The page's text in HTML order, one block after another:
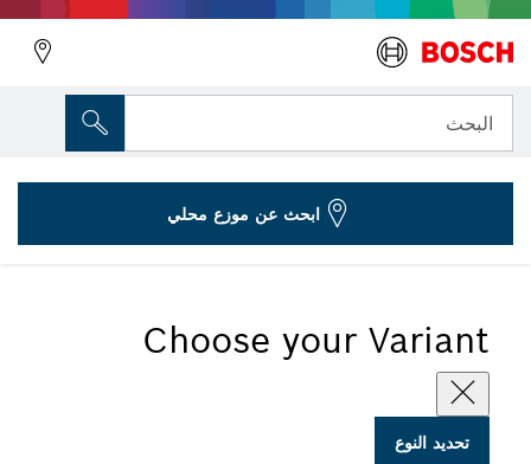
البحث
... 4-قطعة طقم أدوات القرميد للأدوات المتعددة
Choose your Variant
تحديد النوع
المتغير الذي اخترته
طقم قرميد مكون من 4 قطع
2 608 661 695
ابحث عن موزع محلي